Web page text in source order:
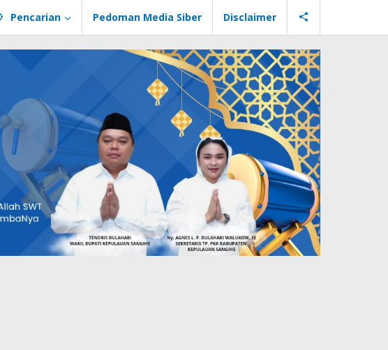
Pencarian Pedoman Media Siber Disclaimer